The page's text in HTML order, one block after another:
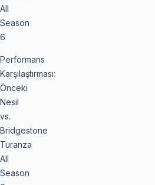
Performans
Karşılaştırması:
Önceki
Nesil
vs.
Bridgestone
Turanza
All
Season